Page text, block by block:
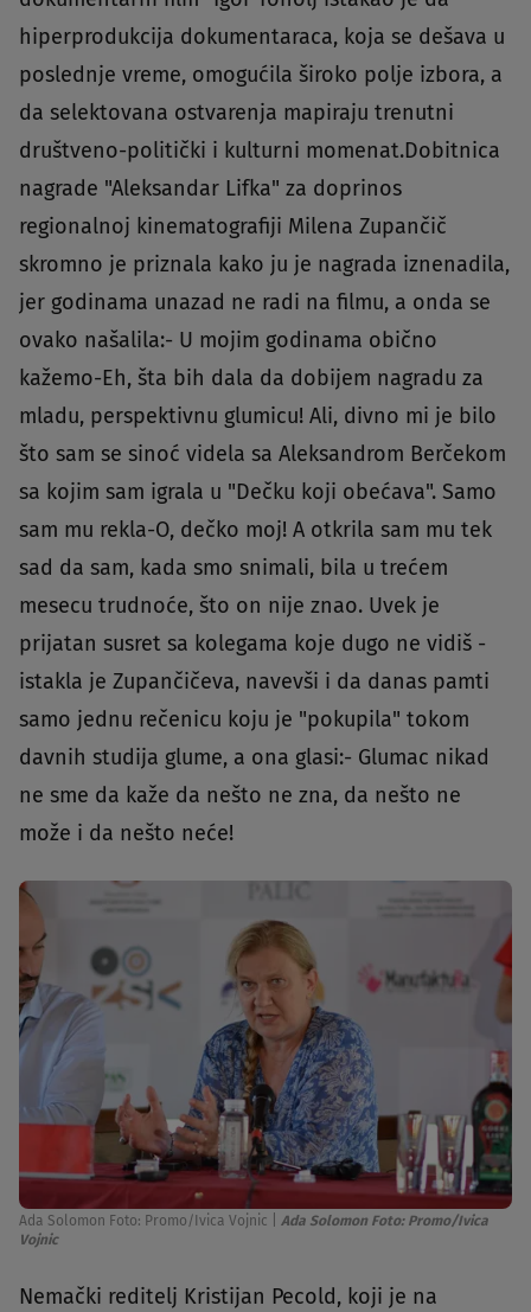
hiperprodukcija dokumentaraca, koja se dešava u
poslednje vreme, omogućila široko polje izbora, a
da selektovana ostvarenja mapiraju trenutni
društveno-politički i kulturni momenat.Dobitnica
nagrade "Aleksandar Lifka" za doprinos
regionalnoj kinematografiji Milena Zupančič
skromno je priznala kako ju je nagrada iznenadila,
jer godinama unazad ne radi na filmu, a onda se
ovako našalila:- U mojim godinama obično
kažemo-Eh, šta bih dala da dobijem nagradu za
mladu, perspektivnu glumicu! Ali, divno mi je bilo
što sam se sinoć videla sa Aleksandrom Berčekom
sa kojim sam igrala u "Dečku koji obećava". Samo
sam mu rekla-O, dečko moj! A otkrila sam mu tek
sad da sam, kada smo snimali, bila u trećem
mesecu trudnoće, što on nije znao. Uvek je
prijatan susret sa kolegama koje dugo ne vidiš -
istakla je Zupančičeva, navevši i da danas pamti
samo jednu rečenicu koju je "pokupila" tokom
davnih studija glume, a ona glasi:- Glumac nikad
ne sme da kaže da nešto ne zna, da nešto ne
može i da nešto neće!
Ada Solomon Foto: Promo/Ivica Vojnic
Ada Solomon Foto: Promo/Ivica
Vojnic
Nemački reditelj Kristijan Pecold, koji je na